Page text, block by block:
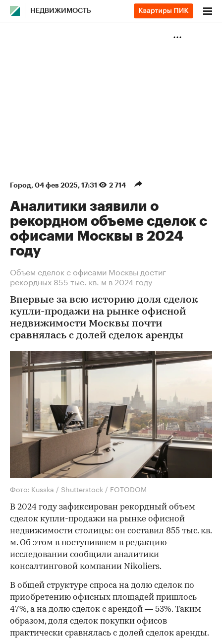
НЕДВИЖИМОСТЬ
Город⁠, 04 фев 2025, 17:31 2 714
Аналитики заявили о
рекордном объеме сделок с
офисами Москвы в 2024
году
Объем сделок с офисами Москвы достиг
рекордных 855 тыс. кв. м в 2024 году
Впервые за всю историю доля сделок
купли-продажи на рынке офисной
недвижимости Москвы почти
сравнялась с долей сделок аренды
Фото: Kusska / Shutterstock / FOTODOM
В 2024 году зафиксирован рекордный объем
сделок купли-продажи на рынке офисной
недвижимости столицы: он составил 855 тыс. кв.
м. Об этом в поступившем в редакцию
исследовании сообщили аналитики
консалтинговой компании Nikoliers.
В общей структуре спроса на долю сделок по
приобретению офисных площадей пришлось
47%, а на долю сделок с арендой — 53%. Таким
образом, доля сделок покупки офисов
практически сравнялась с долей сделок аренды.